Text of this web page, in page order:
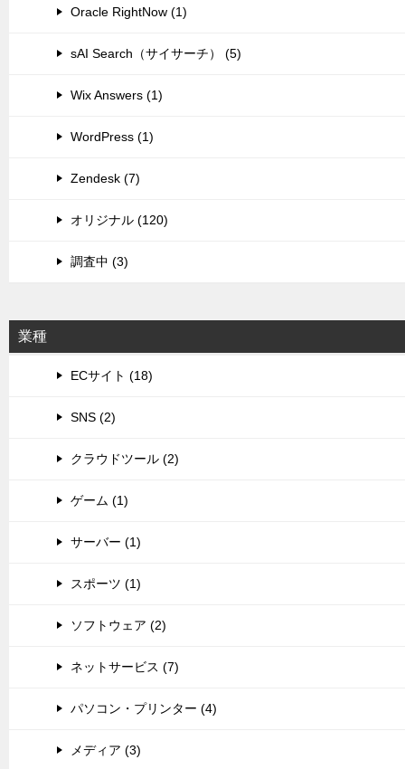
Oracle RightNow (1)
sAI Search（サイサーチ） (5)
Wix Answers (1)
WordPress (1)
Zendesk (7)
オリジナル (120)
調査中 (3)
業種
ECサイト (18)
SNS (2)
クラウドツール (2)
ゲーム (1)
サーバー (1)
スポーツ (1)
ソフトウェア (2)
ネットサービス (7)
パソコン・プリンター (4)
メディア (3)